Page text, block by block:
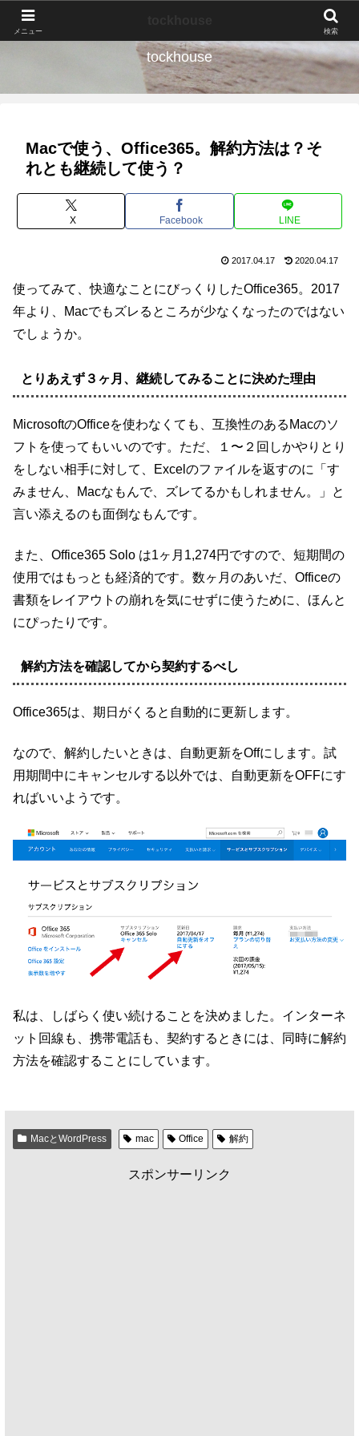
tockhouse
Macで使う、Office365。解約方法は？そ
れとも継続して使う？
X Facebook LINE
2017.04.17 2020.04.17
使ってみて、快適なことにびっくりしたOffice365。2017
年より、Macでもズレるところが少なくなったのではない
でしょうか。
とりあえず３ヶ月、継続してみることに決めた理由
MicrosoftのOfficeを使わなくても、互換性のあるMacのソ
フトを使ってもいいのです。ただ、１〜２回しかやりとり
をしない相手に対して、Excelのファイルを返すのに「す
みません、Macなもんで、ズレてるかもしれません。」と
言い添えるのも面倒なもんです。
また、Office365 Solo は1ヶ月1,274円ですので、短期間の
使用ではもっとも経済的です。数ヶ月のあいだ、Officeの
書類をレイアウトの崩れを気にせずに使うために、ほんと
にぴったりです。
解約方法を確認してから契約するべし
Office365は、期日がくると自動的に更新します。
なので、解約したいときは、自動更新をOffにします。試
用期間中にキャンセルする以外では、自動更新をOFFにす
ればいいようです。
私は、しばらく使い続けることを決めました。インターネ
ット回線も、携帯電話も、契約するときには、同時に解約
方法を確認することにしています。
MacとWordPress mac Office 解約
スポンサーリンク
メニュー 検索